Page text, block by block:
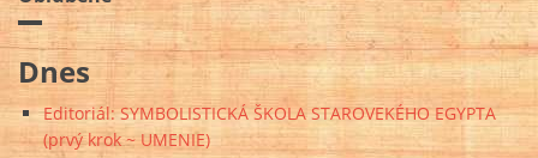
Dnes
Editoriál: SYMBOLISTICKÁ ŠKOLA STAROVEKÉHO EGYPTA
(prvý krok ~ UMENIE)